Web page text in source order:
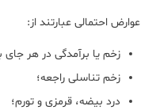
عوارض احتمالی عبارتند از:
زخم یا برآمدگی در هر جای
زخم تناسلی راجعه؛
درد بیضه، قرمزی و تورم؛